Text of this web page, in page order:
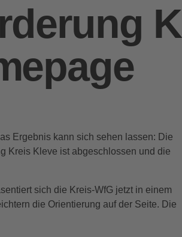
Ergebnis kann sich sehen lassen: Die
Kreis Kleve ist abgeschlossen und die
sich die Kreis-WfG jetzt in einem
die Orientierung auf der Seite. Die